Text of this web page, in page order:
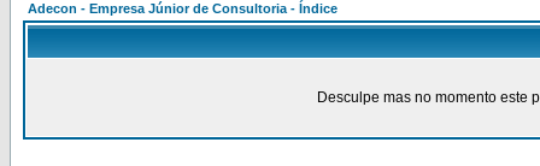
Adecon - Empresa Júnior de Consultoria - Índice
Desculpe mas no momento este